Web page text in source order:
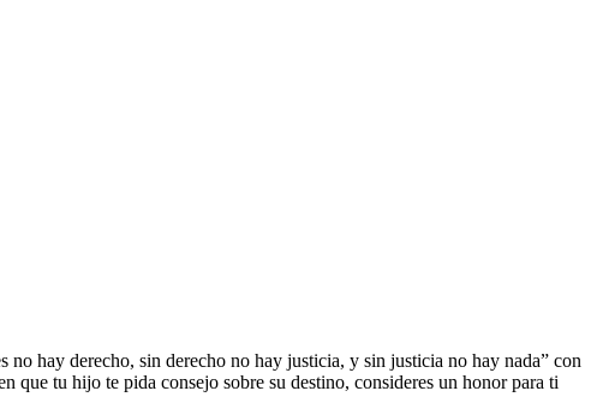
no hay derecho, sin derecho no hay justicia, y sin justicia no hay nada” con
que tu hijo te pida consejo sobre su destino, consideres un honor para ti